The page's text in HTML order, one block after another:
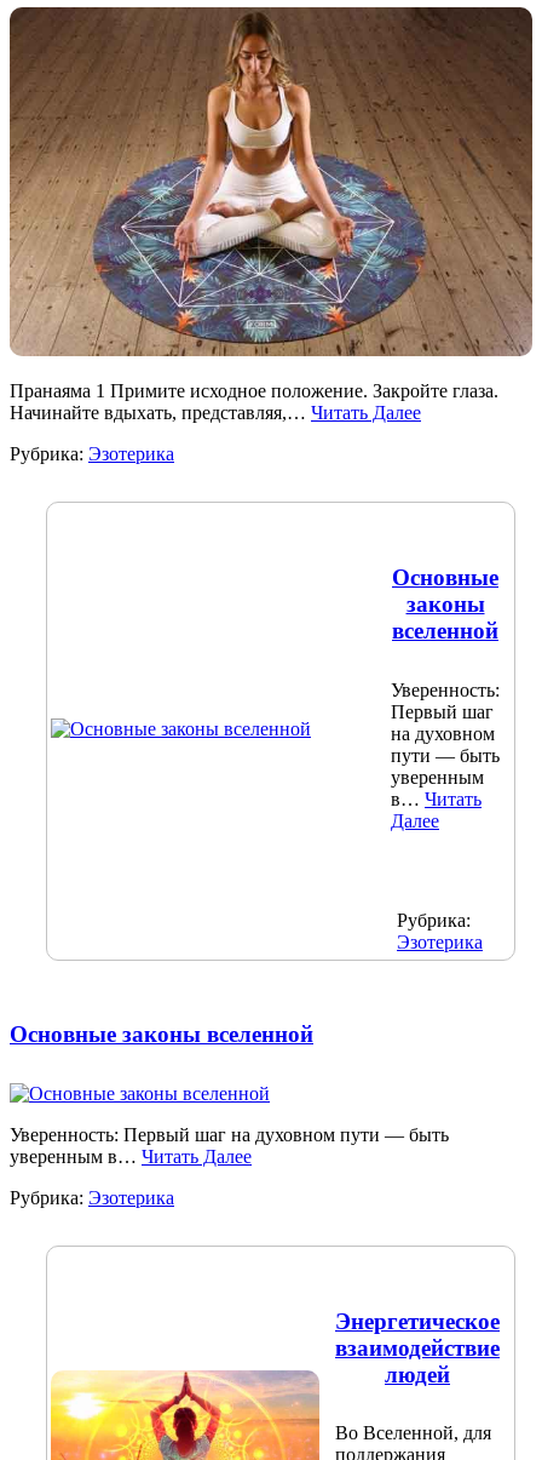
Пранаяма 1 Примите исходное положение. Закройте глаза.
Начинайте вдыхать, представляя,… Читать Далее
Рубрика: Эзотерика
Основные
законы
вселенной
Уверенность:
Первый шаг
на духовном
пути — быть
уверенным
в… Читать
Далее
Рубрика:
Эзотерика
Основные законы вселенной
Уверенность: Первый шаг на духовном пути — быть
уверенным в… Читать Далее
Рубрика: Эзотерика
Энергетическое
взаимодействие
людей
Во Вселенной, для
поддержания